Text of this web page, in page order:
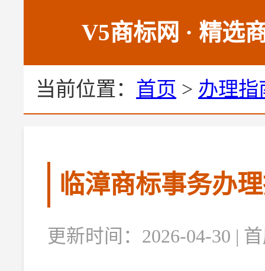
V5商标网 · 精选
当前位置： 首页 > 办理指
临漳商标事务办
更新时间：2026-04-30 |